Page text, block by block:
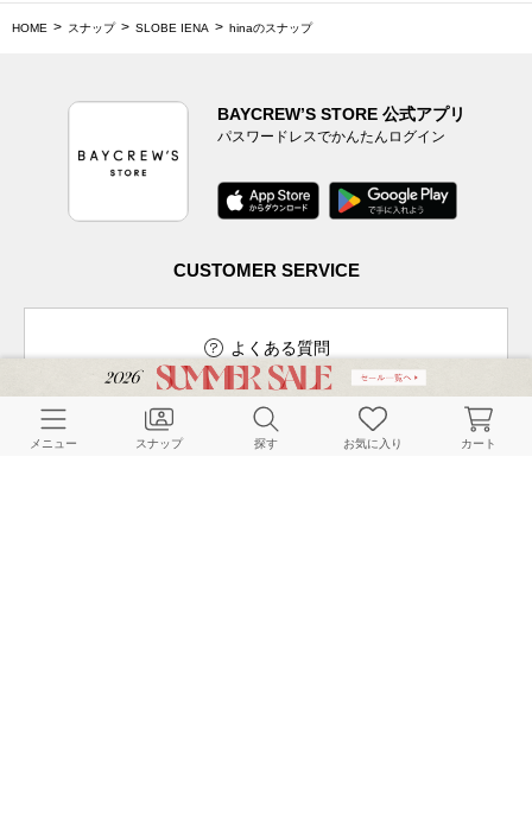
HOME スナップ SLOBE IENA hinaのスナップ
BAYCREW’S STORE 公式アプリ
パスワードレスでかんたんログイン
CUSTOMER SERVICE
よくある質問
メニュー スナップ 探す お気に入り カート